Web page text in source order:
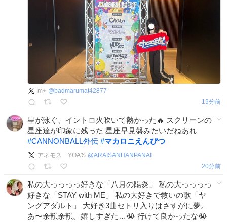
m⭐︎ @badmarumat42877
19分前
星が泳ぐ、イントロ火吹いて熱かった🔥 スクリーンの
星座達が印象に残った 星座早見盤みたいだねあれ
#CANNONBALL外伝 #マカロニえんぴつ
アネモス YOA'S @ARAISANHANPANAI
20分前
私の大っっっっ好きな「八月の陽炎」 私の大っっっっ
好きな「STAY with ME」 私の大好きで救いの歌「ヤ
ングアダルト」 大好き3曲セトリ入りはさすがに夢。
あ〜余韻余韻。嬉しすぎた…😭 行けて良かったな😭